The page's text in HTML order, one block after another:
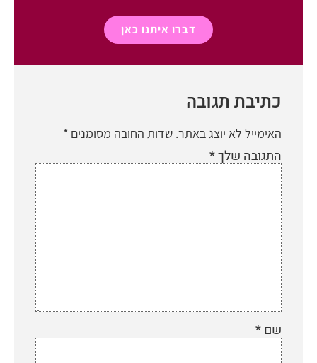
דברו איתנו כאן
כתיבת תגובה
האימייל לא יוצג באתר. שדות החובה מסומנים *
התגובה שלך*
שם*